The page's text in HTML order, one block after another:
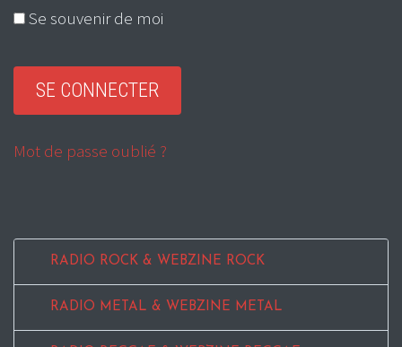
Se souvenir de moi
Mot de passe oublié ?
RADIO ROCK & WEBZINE ROCK
RADIO METAL & WEBZINE METAL